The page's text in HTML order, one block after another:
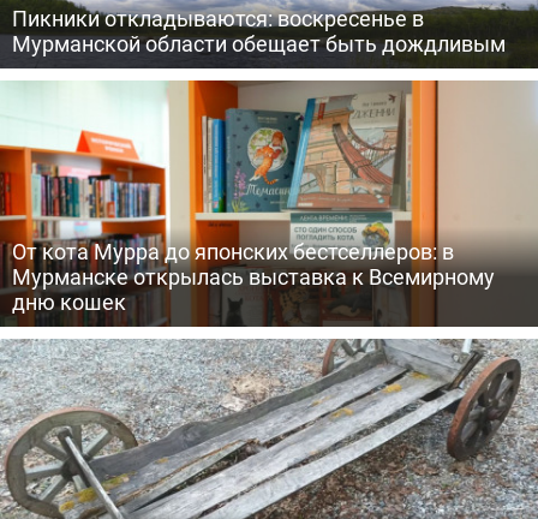
Пикники откладываются: воскресенье в
Мурманской области обещает быть дождливым
От кота Мурра до японских бестселлеров: в
Мурманске открылась выставка к Всемирному
дню кошек